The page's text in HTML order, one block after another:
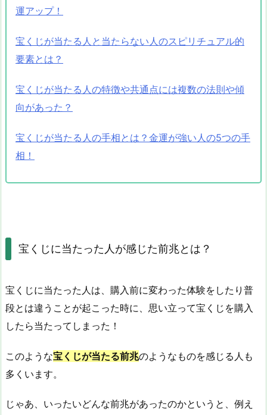
運アップ！
宝くじが当たる人と当たらない人のスピリチュアル的
要素とは？
宝くじが当たる人の特徴や共通点には複数の法則や傾
向があった？
宝くじが当たる人の手相とは？金運が強い人の5つの手
相！
宝くじに当たった人が感じた前兆とは？
宝くじに当たった人は、購入前に変わった体験をしたり普
段とは違うことが起こった時に、思い立って宝くじを購入
したら当たってしまった！
このような宝くじが当たる前兆のようなものを感じる人も
多くいます。
じゃあ、いったいどんな前兆があったのかというと、例え